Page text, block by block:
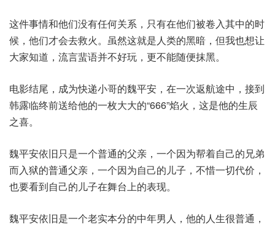
这件事情和他们没有任何关系，只有在他们被卷入其中的时
候，他们才会去救火。虽然这就是人类的黑暗，但我也想让
大家知道，流言蜚语并不好玩，更不能随便抹黑。
电影结尾，成为快递小哥的魏平安，在一次返航途中，接到
韩露临终前送给他的一枚大大的“666”焰火，这是他的生辰
之喜。
魏平安依旧只是一个普通的父亲，一个因为帮着自己的兄弟
而入狱的普通父亲，一个因为自己的儿子，不惜一切代价，
也要看到自己的儿子在舞台上的表现。
魏平安依旧是一个老实本分的中年男人，他的人生很普通，